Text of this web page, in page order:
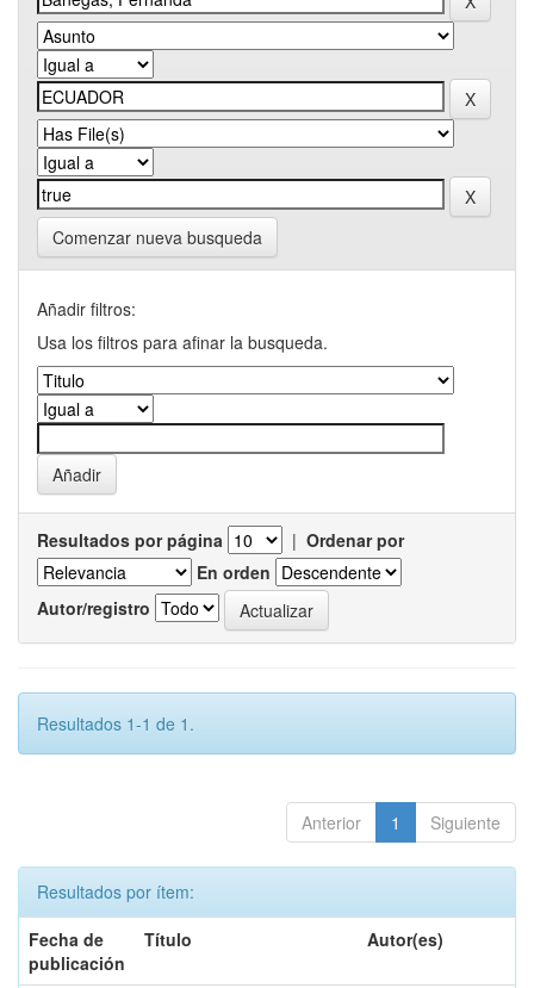
Comenzar nueva busqueda
Añadir filtros:
Usa los filtros para afinar la busqueda.
Resultados por página | Ordenar por
En orden
Autor/registro
Resultados 1-1 de 1.
Anterior 1 Siguiente
Resultados por ítem:
Fecha de
publicación
Título Autor(es)